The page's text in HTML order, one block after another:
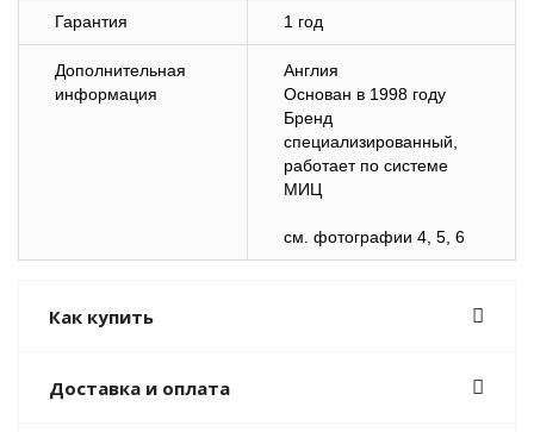
Гарантия 1 год
Дополнительная
информация
Англия
Основан в 1998 году
Бренд
специализированный,
работает по системе
МИЦ
см. фотографии 4, 5, 6
Как купить
Доставка и оплата